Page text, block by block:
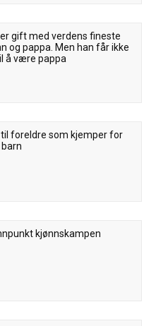
gift med verdens fineste
og pappa. Men han får ikke
å være pappa
til foreldre som kjemper for
kjønnskampen